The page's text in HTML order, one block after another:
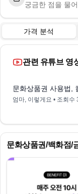
궁금한 점을 물
가격 분석
관련 유튜브 영
문화상품권 사용법,
엄마, 이렇게요 • 조회수
문화상품권/백화점/